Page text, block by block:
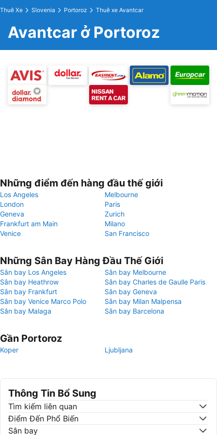
Thuê Xe Slovenia Portoroz Thuê xe Avantcar
Avantcar ở Portoroz
Những điểm đến hàng đầu thế giới
Los Angeles
Melbourne
London
Paris
Geneva
Zurich
Frankfurt am Main
Milano
Venice
San Francisco
Những Sân Bay Hàng Đầu Thế Giới
Sân bay Los Angeles
Sân bay Melbourne
Sân bay Heathrow
Sân bay Charles de Gaulle Paris
Sân bay Frankfurt
Sân bay Geneva
Sân bay Venice Marco Polo
Sân bay Milan Malpensa
Sân bay Malaga
Sân bay Barcelona
Gần Portoroz
Koper Ljubljana
Thông Tin Bổ Sung
Tìm kiếm liên quan
Điểm Đến Phổ Biến
Sân bay